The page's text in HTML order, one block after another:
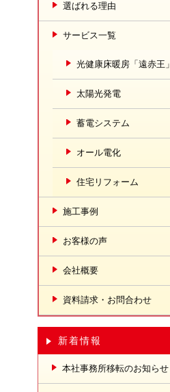
選ばれる理由
サービス一覧
光健康床暖房「遠赤王」
太陽光発電
蓄電システム
オール電化
住宅リフォーム
施工事例
お客様の声
会社概要
資料請求・お問合わせ
新着情報
本社事務所移転のお知らせ